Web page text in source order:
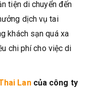
tiện di chuyển đến
dịch vụ tai
khách sạn quá xa
chi phí cho việc di
Lancủa công ty